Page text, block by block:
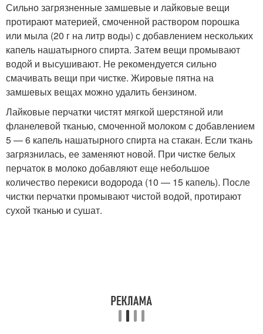
Сильно загрязненные замшевые и лайковые вещи
протирают материей, смоченной раствором порошка
или мыла (20 г на литр воды) с добавлением нескольких
капель нашатырного спирта. Затем вещи промывают
водой и высушивают. Не рекомендуется сильно
смачивать вещи при чистке. Жировые пятна на
замшевых вещах можно удалить бензином.
Лайковые перчатки чистят мягкой шерстяной или
фланелевой тканью, смоченной молоком с добавлением
5 — 6 капель нашатырного спирта на стакан. Если ткань
загрязнилась, ее заменяют новой. При чистке белых
перчаток в молоко добавляют еще небольшое
количество перекиси водорода (10 — 15 капель). После
чистки перчатки промывают чистой водой, протирают
сухой тканью и сушат.